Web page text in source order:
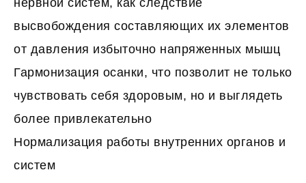
нервной систем, как следствие
высвобождения составляющих их элементов
от давления избыточно напряженных мышц
Гармонизация осанки, что позволит не только
чувствовать себя здоровым, но и выглядеть
более привлекательно
Нормализация работы внутренних органов и
систем